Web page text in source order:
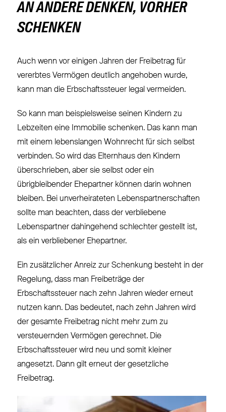
AN ANDERE DENKEN, VORHER
SCHENKEN
Auch wenn vor einigen Jahren der Freibetrag für
vererbtes Vermögen deutlich angehoben wurde,
kann man die Erbschaftssteuer legal vermeiden.
So kann man beispielsweise seinen Kindern zu
Lebzeiten eine Immobilie schenken. Das kann man
mit einem lebenslangen Wohnrecht für sich selbst
verbinden. So wird das Elternhaus den Kindern
überschrieben, aber sie selbst oder ein
übrigbleibender Ehepartner können darin wohnen
bleiben. Bei unverheirateten Lebenspartnerschaften
sollte man beachten, dass der verbliebene
Lebenspartner dahingehend schlechter gestellt ist,
als ein verbliebener Ehepartner.
Ein zusätzlicher Anreiz zur Schenkung besteht in der
Regelung, dass man Freibeträge der
Erbschaftssteuer nach zehn Jahren wieder erneut
nutzen kann. Das bedeutet, nach zehn Jahren wird
der gesamte Freibetrag nicht mehr zum zu
versteuernden Vermögen gerechnet. Die
Erbschaftssteuer wird neu und somit kleiner
angesetzt. Dann gilt erneut der gesetzliche
Freibetrag.